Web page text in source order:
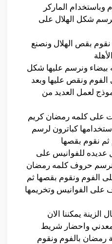
وباستخدام الماركر
شكل الهلال على
بقص الهلال ونصنع
بيضاء ونرسم عليها شكل
الفوم ونقص عليها وبعد
لعمل العديد من
على كلمه رمضان كريم
كباترون لرسم
ثم نقوم بقصها
عديده للفوانيس على
نرسم حروف كلمه رمضان
الفوم ونقوم بقصها ثم
على الفوانيس وتخريمها
الزينة يمكننا الان
واحضار شريط
رمضان بالفوم ونقوم